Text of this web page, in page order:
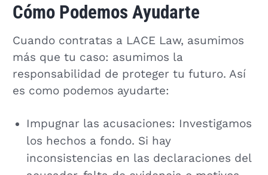
Cómo Podemos Ayudarte
Cuando contratas a LACE Law, asumimos
más que tu caso: asumimos la
responsabilidad de proteger tu futuro. Así
es como podemos ayudarte:
Impugnar las acusaciones: Investigamos
los hechos a fondo. Si hay
inconsistencias en las declaraciones del